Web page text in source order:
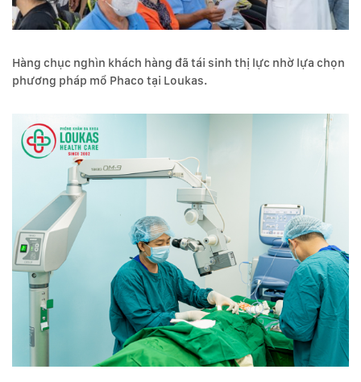
Hàng chục nghìn khách hàng đã tái sinh thị lực nhờ lựa chọn
phương pháp mổ Phaco tại Loukas.